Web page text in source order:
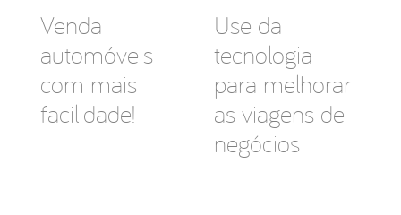
Venda
automóveis
com mais
facilidade!
Use da
tecnologia
para melhorar
as viagens de
negócios